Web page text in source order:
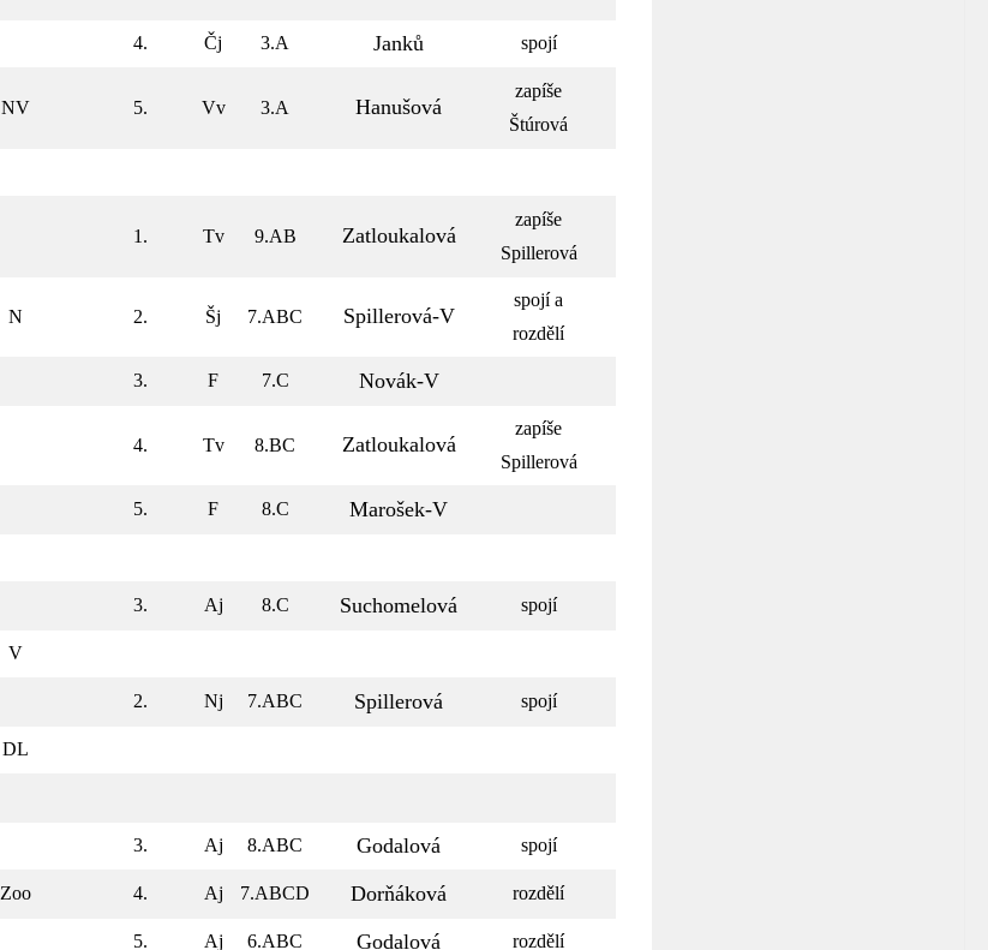
4. Čj 3.A Janků spojí
NV 5. Vv 3.A Hanušová
zapíše
Štúrová
1. Tv 9.AB Zatloukalová
zapíše
Spillerová
N 2. Šj 7.ABC Spillerová-V
spojí a
rozdělí
3. F 7.C Novák-V
4. Tv 8.BC Zatloukalová
zapíše
Spillerová
5. F 8.C Marošek-V
3. Aj 8.C Suchomelová spojí
V
2. Nj 7.ABC Spillerová spojí
DL
3. Aj 8.ABC Godalová spojí
Zoo 4. Aj 7.ABCD Dorňáková rozdělí
5. Aj 6.ABC Godalová rozdělí